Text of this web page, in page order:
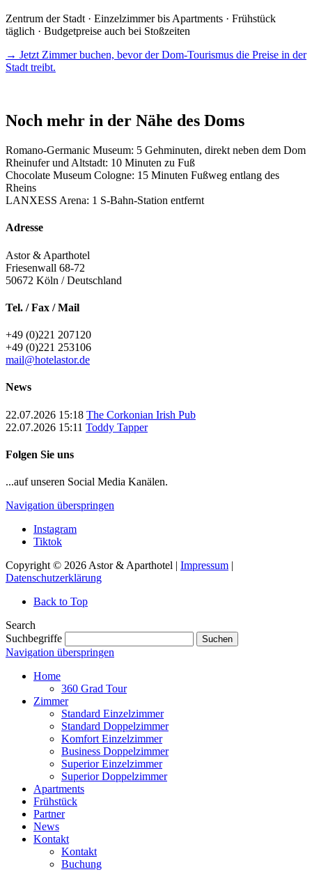
Zentrum der Stadt · Einzelzimmer bis Apartments · Frühstück
täglich · Budgetpreise auch bei Stoßzeiten
→ Jetzt Zimmer buchen, bevor der Dom-Tourismus die Preise in der
Stadt treibt.
Noch mehr in der Nähe des Doms
Romano-Germanic Museum: 5 Gehminuten, direkt neben dem Dom
Rheinufer und Altstadt: 10 Minuten zu Fuß
Chocolate Museum Cologne: 15 Minuten Fußweg entlang des
Rheins
LANXESS Arena: 1 S-Bahn-Station entfernt
Adresse
Astor & Aparthotel
Friesenwall 68-72
50672 Köln / Deutschland
Tel. / Fax / Mail
+49 (0)221 207120
+49 (0)221 253106
mail@hotelastor.de
News
22.07.2026 15:18 The Corkonian Irish Pub
22.07.2026 15:11 Toddy Tapper
Folgen Sie uns
...auf unseren Social Media Kanälen.
Navigation überspringen
Instagram
Tiktok
Copyright © 2026 Astor & Aparthotel | Impressum |
Datenschutzerklärung
Back to Top
Search
Suchbegriffe
Suchen
Navigation überspringen
Home
360 Grad Tour
Zimmer
Standard Einzelzimmer
Standard Doppelzimmer
Komfort Einzelzimmer
Business Doppelzimmer
Superior Einzelzimmer
Superior Doppelzimmer
Apartments
Frühstück
Partner
News
Kontakt
Kontakt
Buchung